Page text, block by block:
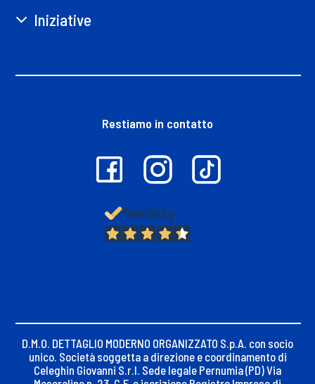
Iniziative
Restiamo in contatto
D.M.O. DETTAGLIO MODERNO ORGANIZZATO S.p.A. con socio
unico. Società soggetta a direzione e coordinamento di
Celeghin Giovanni S.r.l. Sede legale Pernumia (PD) Via